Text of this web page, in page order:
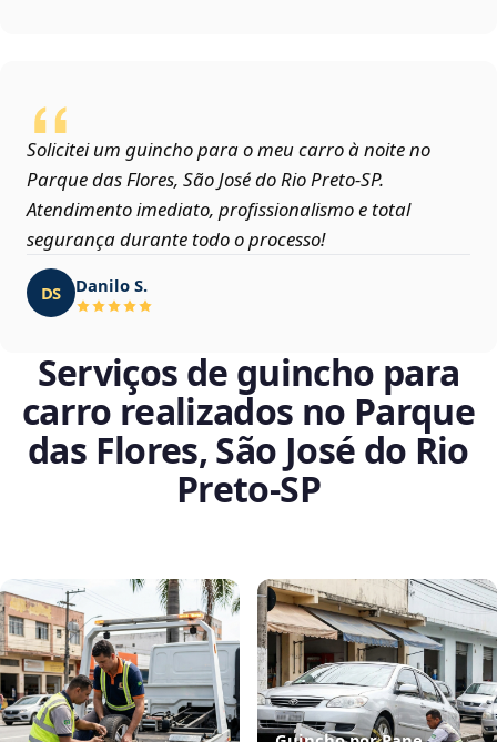
Solicitei um guincho para o meu carro à noite no
Parque das Flores, São José do Rio Preto‑SP.
Atendimento imediato, profissionalismo e total
segurança durante todo o processo!
DS Danilo S.
Serviços de guincho para
carro realizados no Parque
das Flores, São José do Rio
Preto‑SP